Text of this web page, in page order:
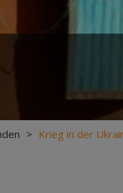
> Krieg in der